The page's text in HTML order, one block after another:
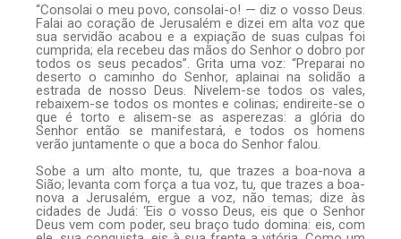
“Consolai o meu povo, consolai-o! — diz o vosso Deus.
Falai ao coração de Jerusalém e dizei em alta voz que
sua servidão acabou e a expiação de suas culpas foi
cumprida; ela recebeu das mãos do Senhor o dobro por
todos os seus pecados”. Grita uma voz: “Preparai no
deserto o caminho do Senhor, aplainai na solidão a
estrada de nosso Deus. Nivelem-se todos os vales,
rebaixem-se todos os montes e colinas; endireite-se o
que é torto e alisem-se as asperezas: a glória do
Senhor então se manifestará, e todos os homens
verão juntamente o que a boca do Senhor falou.
Sobe a um alto monte, tu, que trazes a boa-nova a
Sião; levanta com força a tua voz, tu, que trazes a boa-
nova a Jerusalém, ergue a voz, não temas; dize às
cidades de Judá: ‘Eis o vosso Deus, eis que o Senhor
Deus vem com poder, seu braço tudo domina: eis, com